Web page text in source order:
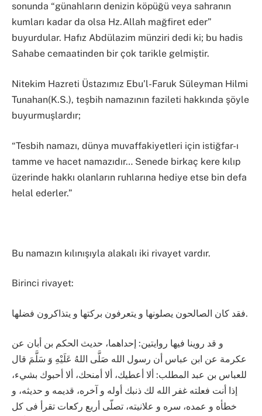
sonunda “günahların denizin köpüğü veya sahranın
kumları kadar da olsa Hz.Allah mağfiret eder”
buyurdular. Hafız Abdülazim münziri dedi ki; bu hadis
Sahabe cemaatinden bir çok tarikle gelmiştir.
Nitekim Hazreti Üstazımız Ebu’l-Faruk Süleyman Hilmi
Tunahan(K.S.), teşbih namazının fazileti hakkında şöyle
buyurmuşlardır;
“Tesbih namazı, dünya muvaffakiyetleri için istiğfar-ı
tamme ve hacet namazıdır… Senede birkaç kere kılıp
üzerinde hakkı olanların ruhlarına hediye etse bin defa
helal ederler.”
Bu namazın kılınışıyla alakalı iki rivayet vardır.
Birinci rivayet:
فقد كان الصالحون يصلونها و يتعرفون بركتها و يتذاكرون فضلها.
و قد روينا فيها روايتين: إحداهما، حديث الحكم بن أبان عن
عكرمة عن ابن عباس أن رسول الله صَلَّى اللهُ عَلَيْهِ وَ سَلَّمَ قال
للعباس بن عبد المطلب: ألا أعطيك، ألا أمنحك، ألا أحبوك بشيء،
إذا أنت فعلته غفر الله لك ذنبك أوله و آخره، قديمه و حديثه، و
خطأه و عمده، سره و علانيته، تصلّى أربع ركعات تقرأ فى كل